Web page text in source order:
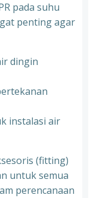
pada suhu
penting agar
dingin
instalasi air
(fitting)
untuk semua
perencanaan